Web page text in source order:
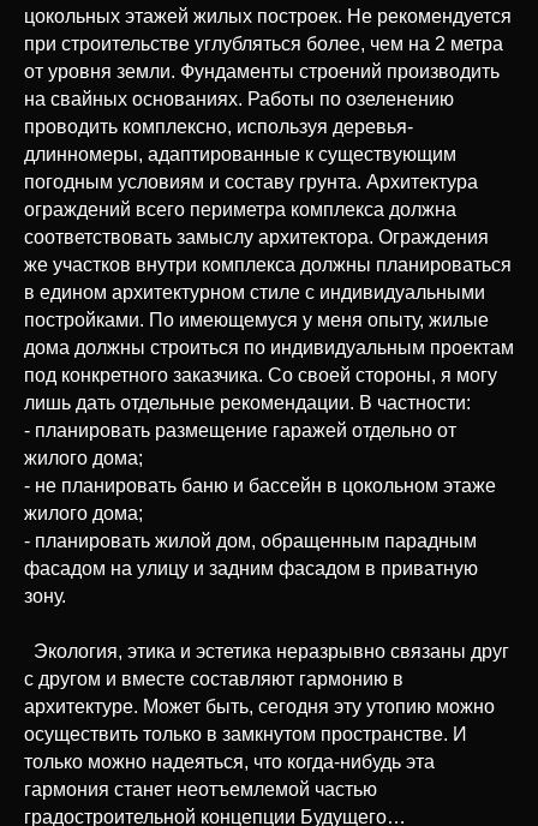
цокольных этажей жилых построек. Не рекомендуется
при строительстве углубляться более, чем на 2 метра
от уровня земли. Фундаменты строений производить
на свайных основаниях. Работы по озеленению
проводить комплексно, используя деревья-
длинномеры, адаптированные к существующим
погодным условиям и составу грунта. Архитектура
ограждений всего периметра комплекса должна
соответствовать замыслу архитектора. Ограждения
же участков внутри комплекса должны планироваться
в едином архитектурном стиле с индивидуальными
постройками. По имеющемуся у меня опыту, жилые
дома должны строиться по индивидуальным проектам
под конкретного заказчика. Со своей стороны, я могу
лишь дать отдельные рекомендации. В частности:
- планировать размещение гаражей отдельно от
жилого дома;
- не планировать баню и бассейн в цокольном этаже
жилого дома;
- планировать жилой дом, обращенным парадным
фасадом на улицу и задним фасадом в приватную
зону.
Экология, этика и эстетика неразрывно связаны друг
с другом и вместе составляют гармонию в
архитектуре. Может быть, сегодня эту утопию можно
осуществить только в замкнутом пространстве. И
только можно надеяться, что когда-нибудь эта
гармония станет неотъемлемой частью
градостроительной концепции Будущего…